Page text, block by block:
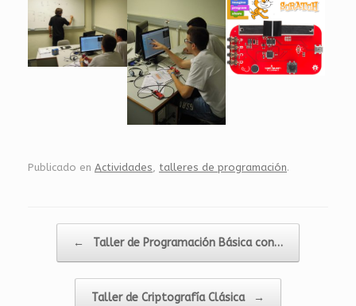
Publicado en Actividades, talleres de programación.
← Taller de Programación Básica con…
Taller de Criptografía Clásica →